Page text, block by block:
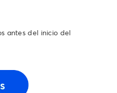
antes del inicio del